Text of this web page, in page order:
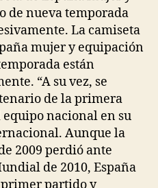
de nueva temporada
La camiseta
mujer y equipación
están
“A su vez, se
de la primera
nacional en su
Aunque la
2009 perdió ante
de 2010, España
partido y